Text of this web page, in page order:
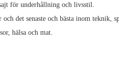
för underhållning och livsstil.
och det senaste och bästa inom teknik,
hälsa och mat.